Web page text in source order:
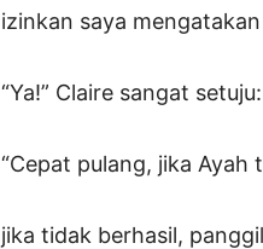
izinkan saya
“Ya!” Claire sangat setuju:
“Cepat pulang, jika Ayah
jika tidak berhasil,